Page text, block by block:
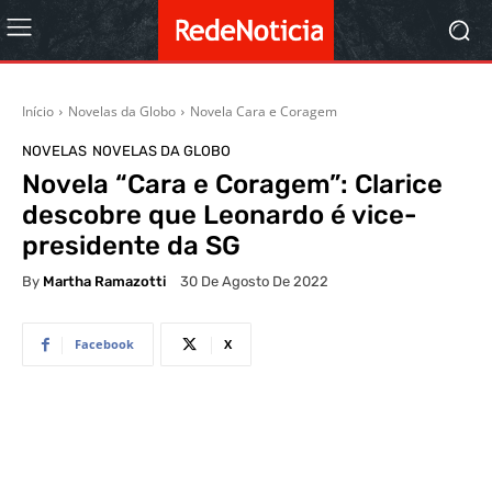
Início Novelas da Globo Novela Cara e Coragem
NOVELAS NOVELAS DA GLOBO
Novela “Cara e Coragem”: Clarice
descobre que Leonardo é vice-
presidente da SG
By Martha Ramazotti 30 De Agosto De 2022
Facebook X